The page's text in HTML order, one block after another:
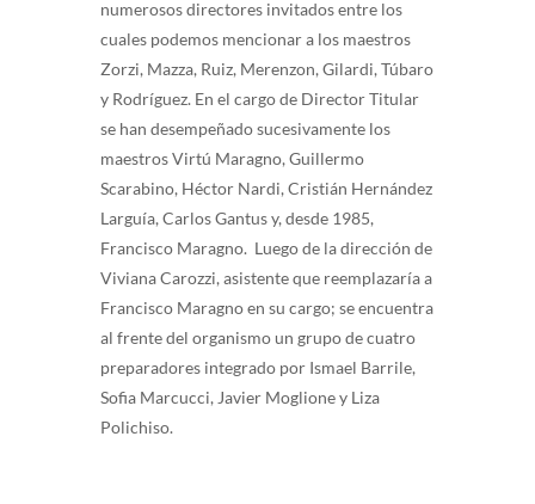
numerosos directores invitados entre los
cuales podemos mencionar a los maestros
Zorzi, Mazza, Ruiz, Merenzon, Gilardi, Túbaro
y Rodríguez. En el cargo de Director Titular
se han desempeñado sucesivamente los
maestros Virtú Maragno, Guillermo
Scarabino, Héctor Nardi, Cristián Hernández
Larguía, Carlos Gantus y, desde 1985,
Francisco Maragno. Luego de la dirección de
Viviana Carozzi, asistente que reemplazaría a
Francisco Maragno en su cargo; se encuentra
al frente del organismo un grupo de cuatro
preparadores integrado por Ismael Barrile,
Sofia Marcucci, Javier Moglione y Liza
Polichiso.